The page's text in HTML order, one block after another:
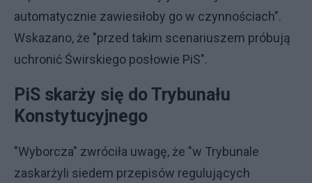
automatycznie zawiesiłoby go w czynnościach".
Wskazano, że "przed takim scenariuszem próbują
uchronić Świrskiego posłowie PiS".
PiS skarży się do Trybunału
Konstytucyjnego
"Wyborcza" zwróciła uwagę, że "w Trybunale
zaskarżyli siedem przepisów regulujących